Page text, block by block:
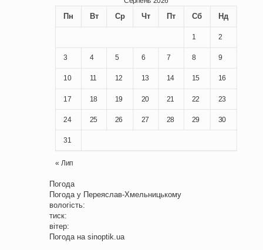
Пн Вт Ср Чт Пт Сб Нд
1 2
3 4 5 6 7 8 9
10 11 12 13 14 15 16
17 18 19 20 21 22 23
24 25 26 27 28 29 30
31
« Лип
Погода
Погода у Переяслав-Хмельницькому
вологість:
тиск:
вітер:
Погода на sinoptik.ua